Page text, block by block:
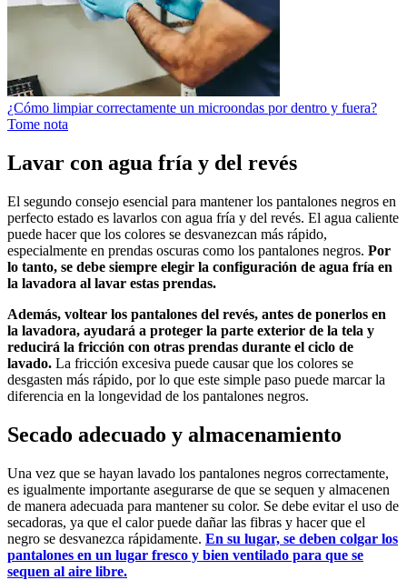
¿Cómo limpiar correctamente un microondas por dentro y fuera?
Tome nota
Lavar con agua fría y del revés
El segundo consejo esencial para mantener los pantalones negros en
perfecto estado es lavarlos con agua fría y del revés. El agua caliente
puede hacer que los colores se desvanezcan más rápido,
especialmente en prendas oscuras como los pantalones negros. Por
lo tanto, se debe siempre elegir la configuración de agua fría en
la lavadora al lavar estas prendas.
Además, voltear los pantalones del revés, antes de ponerlos en
la lavadora, ayudará a proteger la parte exterior de la tela y
reducirá la fricción con otras prendas durante el ciclo de
lavado. La fricción excesiva puede causar que los colores se
desgasten más rápido, por lo que este simple paso puede marcar la
diferencia en la longevidad de los pantalones negros.
Secado adecuado y almacenamiento
Una vez que se hayan lavado los pantalones negros correctamente,
es igualmente importante asegurarse de que se sequen y almacenen
de manera adecuada para mantener su color. Se debe evitar el uso de
secadoras, ya que el calor puede dañar las fibras y hacer que el
negro se desvanezca rápidamente. En su lugar, se deben colgar los
pantalones en un lugar fresco y bien ventilado para que se
sequen al aire libre.